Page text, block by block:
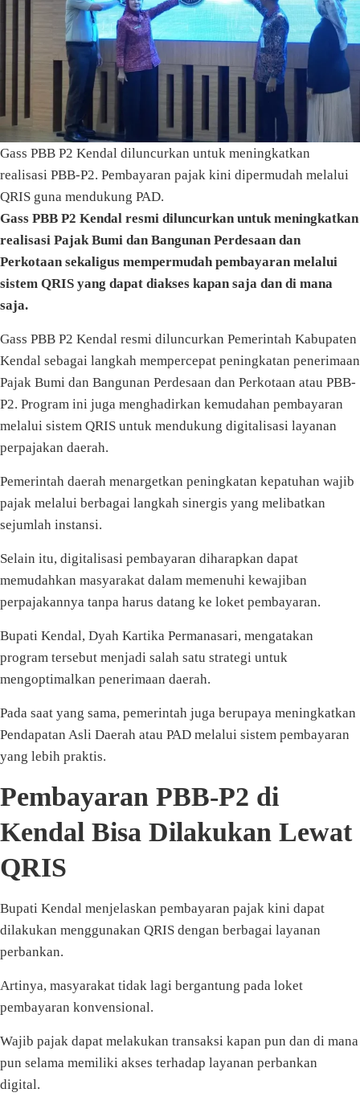
Gass PBB P2 Kendal diluncurkan untuk meningkatkan
realisasi PBB-P2. Pembayaran pajak kini dipermudah melalui
QRIS guna mendukung PAD.
Gass PBB P2 Kendal resmi diluncurkan untuk meningkatkan
realisasi Pajak Bumi dan Bangunan Perdesaan dan
Perkotaan sekaligus mempermudah pembayaran melalui
sistem QRIS yang dapat diakses kapan saja dan di mana
saja.
Gass PBB P2 Kendal resmi diluncurkan Pemerintah Kabupaten
Kendal sebagai langkah mempercepat peningkatan penerimaan
Pajak Bumi dan Bangunan Perdesaan dan Perkotaan atau PBB-
P2. Program ini juga menghadirkan kemudahan pembayaran
melalui sistem QRIS untuk mendukung digitalisasi layanan
perpajakan daerah.
Pemerintah daerah menargetkan peningkatan kepatuhan wajib
pajak melalui berbagai langkah sinergis yang melibatkan
sejumlah instansi.
Selain itu, digitalisasi pembayaran diharapkan dapat
memudahkan masyarakat dalam memenuhi kewajiban
perpajakannya tanpa harus datang ke loket pembayaran.
Bupati Kendal, Dyah Kartika Permanasari, mengatakan
program tersebut menjadi salah satu strategi untuk
mengoptimalkan penerimaan daerah.
Pada saat yang sama, pemerintah juga berupaya meningkatkan
Pendapatan Asli Daerah atau PAD melalui sistem pembayaran
yang lebih praktis.
Pembayaran PBB-P2 di
Kendal Bisa Dilakukan Lewat
QRIS
Bupati Kendal menjelaskan pembayaran pajak kini dapat
dilakukan menggunakan QRIS dengan berbagai layanan
perbankan.
Artinya, masyarakat tidak lagi bergantung pada loket
pembayaran konvensional.
Wajib pajak dapat melakukan transaksi kapan pun dan di mana
pun selama memiliki akses terhadap layanan perbankan
digital.